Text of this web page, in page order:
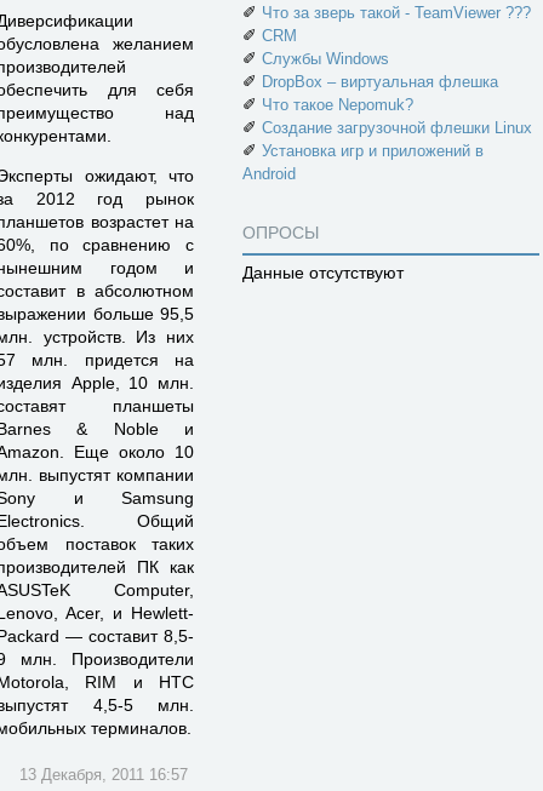
желанием
для себя
над
ожидают, что
2012 год рынок
возрастет на
по сравнению с
годом и
в абсолютном
больше 95,5
устройств. Из них
млн. придется на
Apple, 10 млн.
планшеты
& Noble и
Еще около 10
выпустят компании
и Samsung
Общий
поставок таких
ПК как
Computer,
Acer, и Hewlett-
— составит 8,5-
млн. Производители
RIM и HTC
4,5-5 млн.
терминалов.
13 Декабря, 2011 16:57
✐ Что за зверь такой - TeamViewer ???
✐ CRM
✐ Службы Windows
✐ DropBox – виртуальная флешка
✐ Что такое Nepomuk?
✐ Создание загрузочной флешки Linux
✐ Установка игр и приложений в
Android
ОПРОСЫ
Данные отсутствуют